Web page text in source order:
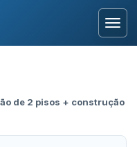
de 2 pisos + construção